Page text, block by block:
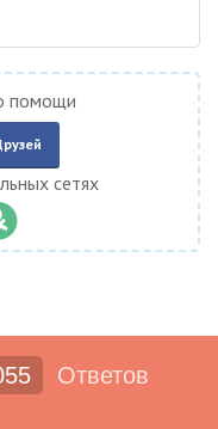
помощи
сетях
Ответов